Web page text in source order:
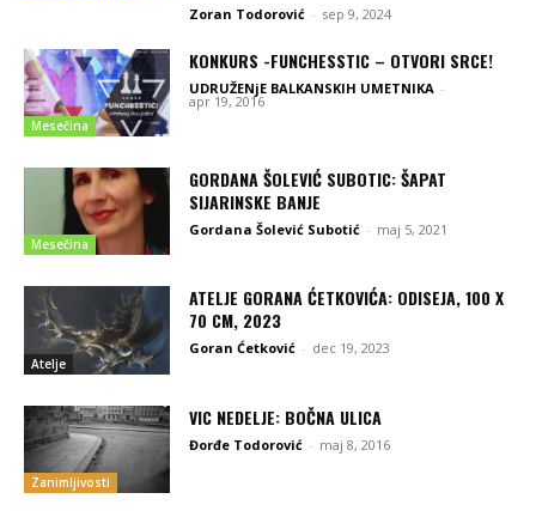
Zoran Todorović - sep 9, 2024
Mesečina
KONKURS -FUNCHESSTIC – OTVORI SRCE!
UDRUŽENjE BALKANSKIH UMETNIKA -
apr 19, 2016
Mesečina
GORDANA ŠOLEVIĆ SUBOTIC: ŠAPAT
SIJARINSKE BANJE
Gordana Šolević Subotić - maj 5, 2021
Atelje
ATELJE GORANA ĆETKOVIĆA: ODISEJA, 100 X
70 CM, 2023
Goran Ćetković - dec 19, 2023
Zanimljivosti
VIC NEDELJE: BOČNA ULICA
Đorđe Todorović - maj 8, 2016